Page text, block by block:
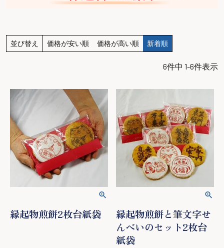
並び替え 価格が安い順 価格が高い順 新着順
6件中 1-6件表示
縁起物煎餅2枚台紙袋
縁起物煎餅と筆文字せ
んべいのセット2枚台
紙袋